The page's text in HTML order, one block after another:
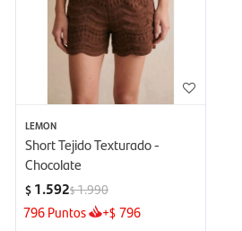
LEMON
Short Tejido Texturado -
Chocolate
$ 1.592$1.990
796Puntos +$ 796